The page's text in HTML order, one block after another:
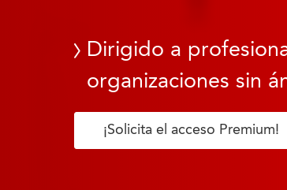
Dirigido a
organizaciones sin
¡Solicita el acceso Premium!